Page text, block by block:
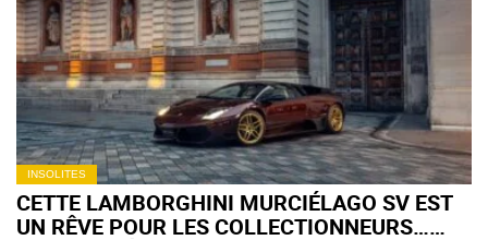
INSOLITES
CETTE LAMBORGHINI MURCIÉLAGO SV EST
UN RÊVE POUR LES COLLECTIONNEURS…